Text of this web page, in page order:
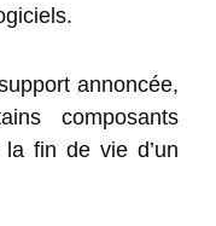
annoncée,
composants
fin de vie d’un